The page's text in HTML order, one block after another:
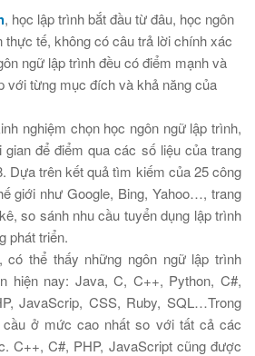
, học lập trình bắt đầu từ đâu, học ngôn
thực tế, không có câu trả lời chính xác
ngữ lập trình đều có điểm mạnh và
với từng mục đích và khả năng của
nghiệm chọn học ngôn ngữ lập trình,
để điểm qua các số liệu của trang
Dựa trên kết quả tìm kiếm của 25 công
giới như Google, Bing, Yahoo…, trang
so sánh nhu cầu tuyển dụng lập trình
phát triển.
có thể thấy những ngôn ngữ lập trình
hiện nay: Java, C, C++, Python, C#,
JavaScrip, CSS, Ruby, SQL…Trong
ở mức cao nhất so với tất cả các
C++, C#, PHP, JavaScript cũng được